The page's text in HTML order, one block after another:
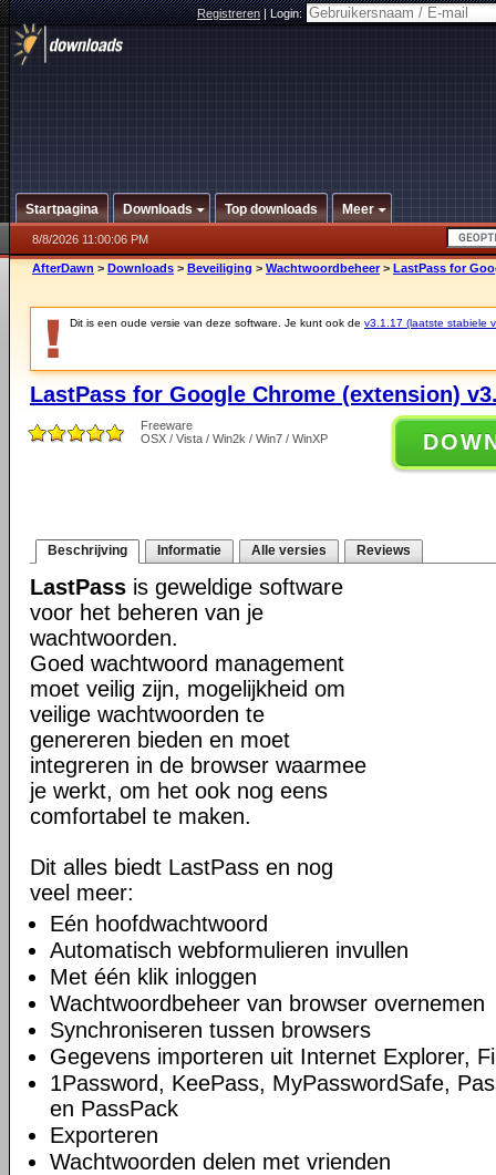
Registreren|Login:
Startpagina Downloads Top downloads Meer
8/8/2026 11:00:06 PM
AfterDawn > Downloads > Beveiliging > Wachtwoordbeheer > LastPass for
Dit is een oude versie van deze software. Je kunt ook de v3.1.17 (laatste stabiele
LastPass for Google Chrome (extension)
Freeware
OSX / Vista / Win2k / Win7 / WinXP
Beschrijving Informatie Alle versies Reviews
LastPass is geweldige software
voor het beheren van je
wachtwoorden.
Goed wachtwoord management
moet veilig zijn, mogelijkheid om
veilige wachtwoorden te
genereren bieden en moet
integreren in de browser waarmee
je werkt, om het ook nog eens
comfortabel te maken.
Dit alles biedt LastPass en nog
veel meer:
Eén hoofdwachtwoord
Automatisch webformulieren invullen
Met één klik inloggen
Wachtwoordbeheer van browser overnemen
Synchroniseren tussen browsers
Gegevens importeren uit Internet Explorer,
1Password, KeePass, MyPasswordSafe,
en PassPack
Exporteren
Wachtwoorden delen met vrienden